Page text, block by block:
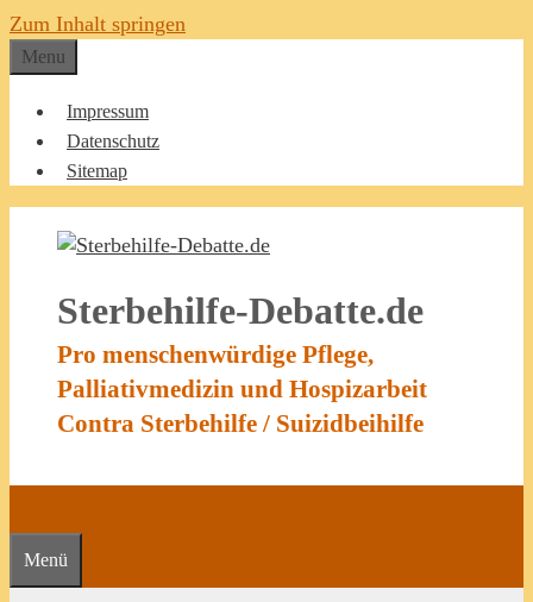
Zum Inhalt springen
Menu
Impressum
Datenschutz
Sitemap
Sterbehilfe-Debatte.de
Pro menschenwürdige Pflege,
Palliativmedizin und Hospizarbeit
Contra Sterbehilfe / Suizidbeihilfe
Menü